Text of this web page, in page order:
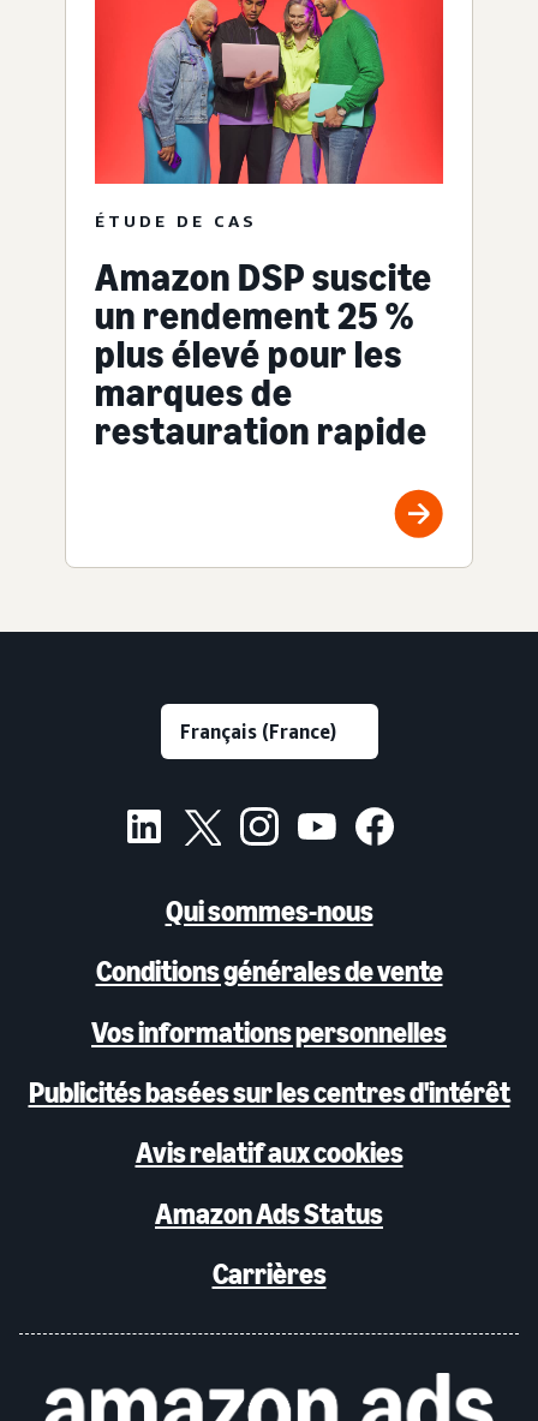
ÉTUDE DE CAS
Amazon DSP suscite
un rendement 25 %
plus élevé pour les
marques de
restauration rapide
Qui sommes-nous
Conditions générales de vente
Vos informations personnelles
Publicités basées sur les centres d'intérêt
Avis relatif aux cookies
Amazon Ads Status
Carrières